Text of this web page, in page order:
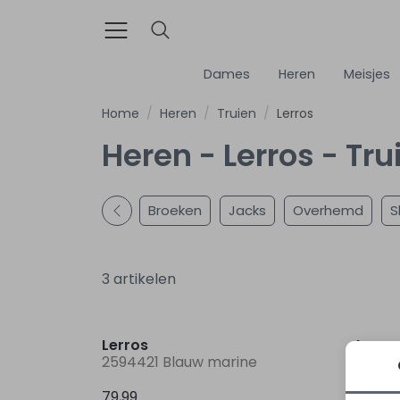
Dames Heren Meisjes
Home Heren Truien Lerros
Heren - Lerros -
Broeken Jacks Overhemd
3 artikelen
Lerros
2594421 Blauw marine